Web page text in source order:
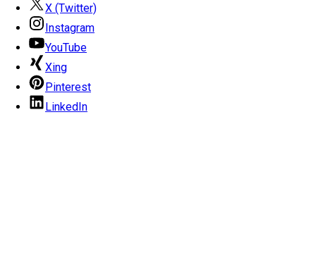
X (Twitter)
Instagram
YouTube
Xing
Pinterest
LinkedIn